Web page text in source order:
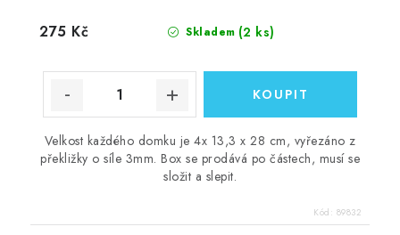
Skladem (2 ks)
275 Kč
Velkost každého domku je 4x 13,3 x 28 cm, vyřezáno z
překližky o síle 3mm. Box se prodává po částech, musí se
složit a slepit.
Kód: 89832